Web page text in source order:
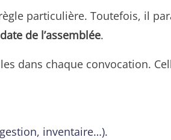
particulière. Toutefois, il
de l’assemblée.
dans chaque convocation.
inventaire…).